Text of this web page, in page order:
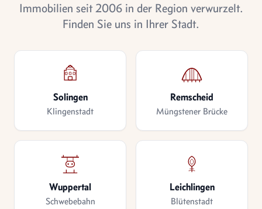
Immobilien seit 2006 in der Region verwurzelt.
Finden Sie uns in Ihrer Stadt.
Solingen
Klingenstadt
Remscheid
Müngstener Brücke
Wuppertal
Schwebebahn
Leichlingen
Blütenstadt